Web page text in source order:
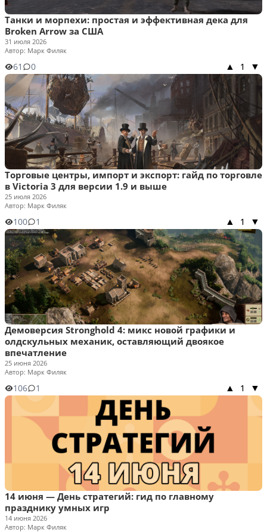
Танки и морпехи: простая и эффективная дека для
Broken Arrow за США
31 июля 2026
Автор: Марк Филяк
61 0 ▲ 1 ▼
Торговые центры, импорт и экспорт: гайд по торговле
в Victoria 3 для версии 1.9 и выше
25 июля 2026
Автор: Марк Филяк
100 1 ▲ 1 ▼
Демоверсия Stronghold 4: микс новой графики и
олдскульных механик, оставляющий двоякое
впечатление
25 июня 2026
Автор: Марк Филяк
106 1 ▲ 1 ▼
14 июня — День стратегий: гид по главному
празднику умных игр
14 июня 2026
Автор: Марк Филяк